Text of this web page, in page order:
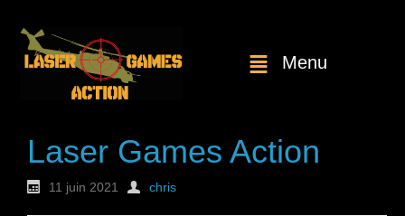
Menu
Laser Games Action
11 juin 2021 chris